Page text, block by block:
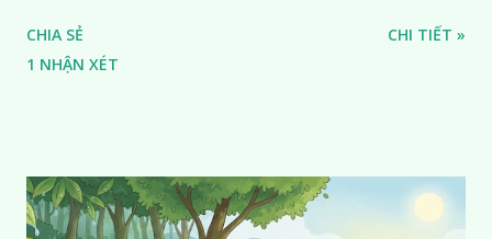
CHIA SẺ
1 NHẬN XÉT
CHI TIẾT »